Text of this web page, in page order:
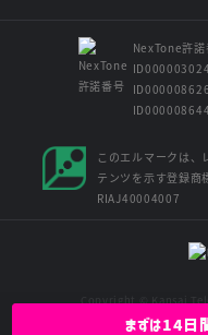
まずは14日
NexTone許諾
ID000003024
ID000008626
ID000008644
このエルマークは、
テンツを示す登録商
RIAJ40004007
Copyright © Kansai